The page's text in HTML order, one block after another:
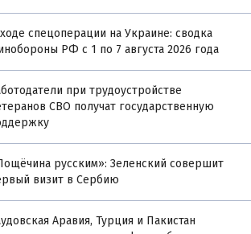
спецоперации на Украине: сводка
РФ с 1 по 7 августа 2026 года
при трудоустройстве
СВО получат государственную
русским»: Зеленский совершит
визит в Сербию
Аравия, Турция и Пакистан